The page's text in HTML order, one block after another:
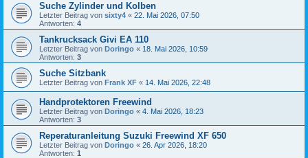
Suche Zylinder und Kolben
Letzter Beitrag von sixty4 « 22. Mai 2026, 07:50
Antworten: 4
Tankrucksack Givi EA 110
Letzter Beitrag von Doringo « 18. Mai 2026, 10:59
Antworten: 3
Suche Sitzbank
Letzter Beitrag von Frank XF « 14. Mai 2026, 22:48
Handprotektoren Freewind
Letzter Beitrag von Doringo « 4. Mai 2026, 18:23
Antworten: 3
Reperaturanleitung Suzuki Freewind XF 650
Letzter Beitrag von Doringo « 26. Apr 2026, 18:20
Antworten: 1